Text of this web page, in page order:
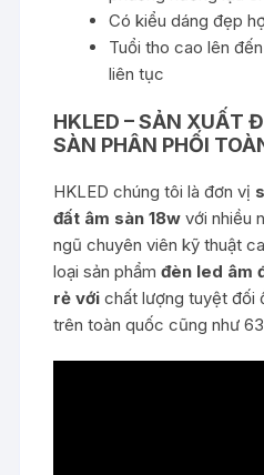
Có kiểu dáng đẹp
Tuổi tho cao lên
liên tục
HKLED – SẢN XUẤT
SÀN PHÂN PHỐI
HKLED chúng tôi là đơn vị
đất âm sàn 18w với nhiều
ngũ chuyên viên kỹ thuật
loại sản phẩmđèn led âm
rẻ với chất lượng tuyệt đối
trên toàn quốc cũng như